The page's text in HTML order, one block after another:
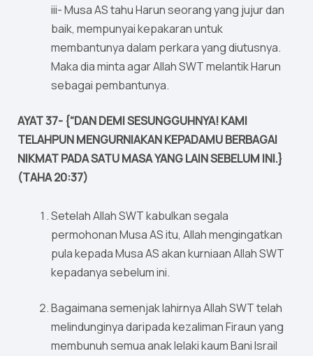
iii- Musa AS tahu Harun seorang yang jujur dan
baik, mempunyai kepakaran untuk
membantunya dalam perkara yang diutusnya.
Maka dia minta agar Allah SWT melantik Harun
sebagai pembantunya.
AYAT 37- {“DAN DEMI SESUNGGUHNYA! KAMI
TELAHPUN MENGURNIAKAN KEPADAMU BERBAGAI
NIKMAT PADA SATU MASA YANG LAIN SEBELUM INI.}
(TAHA 20:37)
Setelah Allah SWT kabulkan segala
permohonan Musa AS itu, Allah mengingatkan
pula kepada Musa AS akan kurniaan Allah SWT
kepadanya sebelum ini.
Bagaimana semenjak lahirnya Allah SWT telah
melindunginya daripada kezaliman Firaun yang
membunuh semua anak lelaki kaum Bani Israil